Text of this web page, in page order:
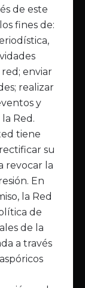
de este
fines de:
enviar
realizar
y
Red.
tiene
su
revocar la
En
la Red
de
de la
a través